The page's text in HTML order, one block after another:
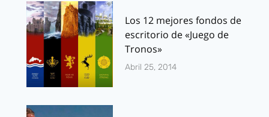
Los 12 mejores fondos de
escritorio de «Juego de
Tronos»
Abril 25, 2014